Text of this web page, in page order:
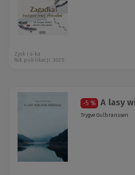
Zysk i s-ka
Rok publikacji: 2025
-5 % A lasy
Trygve Gulbranssen